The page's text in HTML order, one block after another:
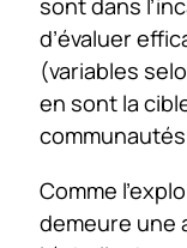
sont dans
d’évaluer
(variables
en sont la
Comme
demeure une